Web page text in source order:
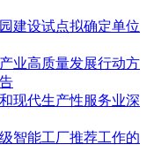
建设试点拟确定单位
业高质量发展行动方
现代生产性服务业深
智能工厂推荐工作的